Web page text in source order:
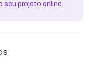
seu projeto online.